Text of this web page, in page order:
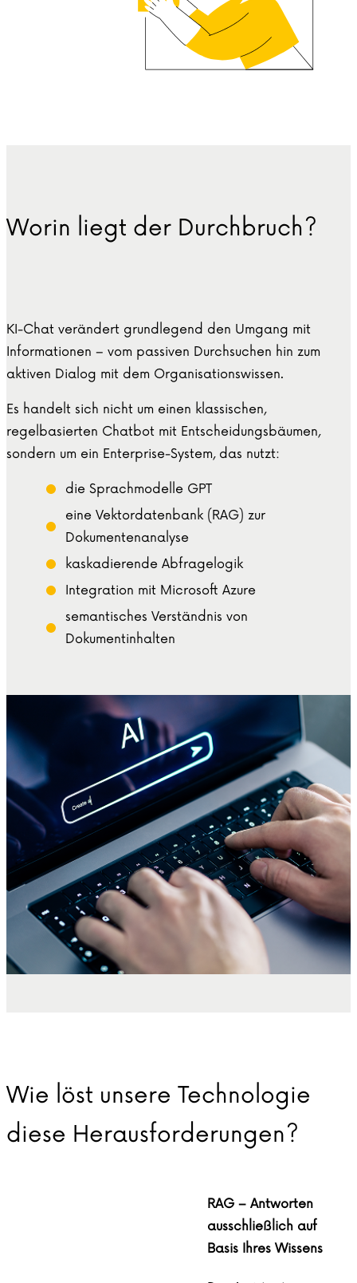
Worin liegt der Durchbruch?
KI-Chat verändert grundlegend den Umgang mit
Informationen – vom passiven Durchsuchen hin zum
aktiven Dialog mit dem Organisationswissen.
Es handelt sich nicht um einen klassischen,
regelbasierten Chatbot mit Entscheidungsbäumen,
sondern um ein Enterprise-System, das nutzt:
die Sprachmodelle GPT
eine Vektordatenbank (RAG) zur
Dokumentenanalyse
kaskadierende Abfragelogik
Integration mit Microsoft Azure
semantisches Verständnis von
Dokumentinhalten
Wie löst unsere Technologie
diese Herausforderungen?
RAG – Antworten
ausschließlich auf
Basis Ihres Wissens